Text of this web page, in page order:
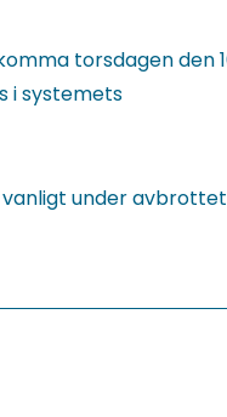
torsdagen den
i systemets
under